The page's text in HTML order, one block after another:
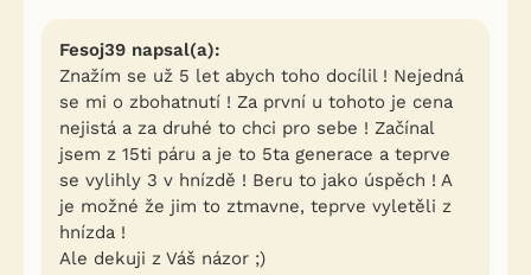
Fesoj39 napsal(a):
Znažím se už 5 let abych toho docílil ! Nejedná
se mi o zbohatnutí ! Za první u tohoto je cena
nejistá a za druhé to chci pro sebe ! Začínal
jsem z 15ti páru a je to 5ta generace a teprve
se vylihly 3 v hnízdě ! Beru to jako úspěch ! A
je možné že jim to ztmavne, teprve vyletěli z
hnízda !
Ale dekuji z Váš názor ;)